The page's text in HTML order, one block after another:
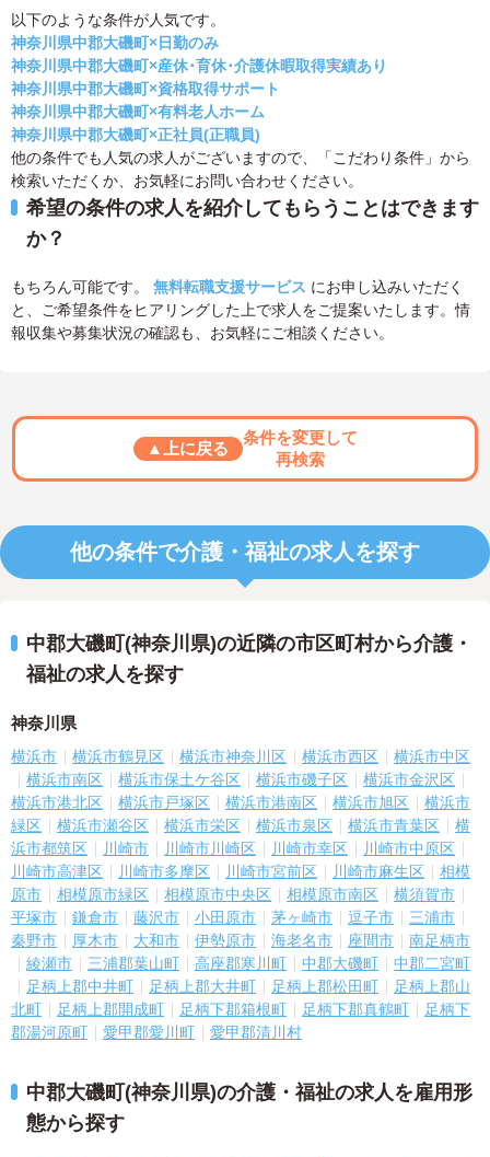
以下のような条件が人気です。
神奈川県中郡大磯町×日勤のみ
神奈川県中郡大磯町×産休･育休･介護休暇取得実績あり
神奈川県中郡大磯町×資格取得サポート
神奈川県中郡大磯町×有料老人ホーム
神奈川県中郡大磯町×正社員(正職員)
他の条件でも人気の求人がございますので、「こだわり条件」から
検索いただくか、お気軽にお問い合わせください。
希望の条件の求人を紹介してもらうことはできます
か？
もちろん可能です。 無料転職支援サービス にお申し込みいただく
と、ご希望条件をヒアリングした上で求人をご提案いたします。情
報収集や募集状況の確認も、お気軽にご相談ください。
▲上に戻る
条件を変更して
再検索
他の条件で介護・福祉の求人を探す
中郡大磯町(神奈川県)の近隣の市区町村から介護・
福祉の求人を探す
神奈川県
横浜市 横浜市鶴見区 横浜市神奈川区 横浜市西区
横浜市中区
横浜市南区
横浜市保土ケ谷区 横浜市磯子区
横浜市金沢区
横浜市港北区
横浜市戸塚区 横浜市港南区 横浜市旭区
横浜市
緑区
横浜市瀬谷区 横浜市栄区 横浜市泉区 横浜市青葉区
横
浜市都筑区
川崎市 川崎市川崎区 川崎市幸区
川崎市中原区
川崎市高津区
川崎市多摩区 川崎市宮前区 川崎市麻生区
相模
原市
相模原市緑区 相模原市中央区 相模原市南区
横須賀市
平塚市
鎌倉市 藤沢市 小田原市 茅ヶ崎市 逗子市
三浦市
秦野市
厚木市 大和市 伊勢原市 海老名市 座間市
南足柄市
綾瀬市
三浦郡葉山町 高座郡寒川町 中郡大磯町
中郡二宮町
足柄上郡中井町
足柄上郡大井町 足柄上郡松田町
足柄上郡山
北町
足柄上郡開成町 足柄下郡箱根町 足柄下郡真鶴町
足柄下
郡湯河原町
愛甲郡愛川町 愛甲郡清川村
中郡大磯町(神奈川県)の介護・福祉の求人を雇用形
態から探す